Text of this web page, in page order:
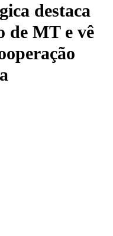
destaca
de MT e vê